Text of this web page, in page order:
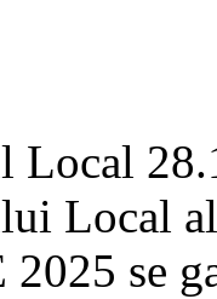
Local
Local
se